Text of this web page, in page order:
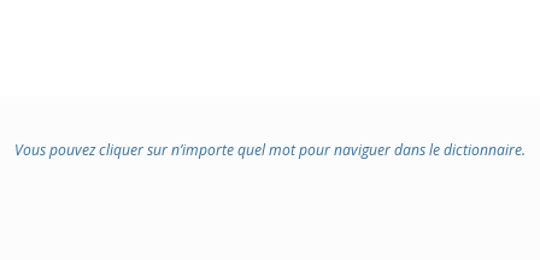
Vous pouvez cliquer sur n’importe quel mot pour naviguer dans le dictionnaire.